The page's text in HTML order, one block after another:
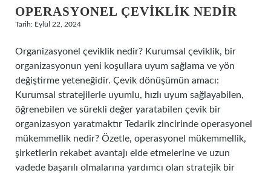
OPERASYONEL ÇEVIKLIK NEDIR
Tarih: Eylül 22, 2024
Organizasyonel çeviklik nedir? Kurumsal çeviklik, bir
organizasyonun yeni koşullara uyum sağlama ve yön
değiştirme yeteneğidir. Çevik dönüşümün amacı:
Kurumsal stratejilerle uyumlu, hızlı uyum sağlayabilen,
öğrenebilen ve sürekli değer yaratabilen çevik bir
organizasyon yaratmaktır Tedarik zincirinde operasyonel
mükemmellik nedir? Özetle, operasyonel mükemmellik,
şirketlerin rekabet avantajı elde etmelerine ve uzun
vadede başarılı olmalarına yardımcı olan stratejik bir